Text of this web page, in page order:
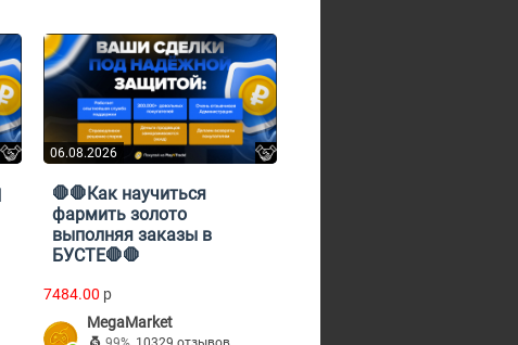
06.08.2026
🛑🛑Как научиться
фармить золото
выполняя заказы в
БУСТЕ🛑🛑
7484.00 p
MegaMarket